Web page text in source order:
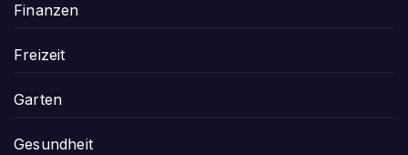
Finanzen
Freizeit
Garten
Gesundheit